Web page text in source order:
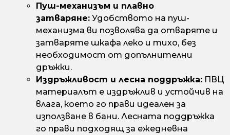
Пуш-механизъм и плавно
затваряне: Удобството на пуш-
механизма ви позволява да отваряте и
затваряте шкафа леко и тихо, без
необходимост от допълнителни
дръжки.
Издръжливост и лесна поддръжка: ПВЦ
материалът е издръжлив и устойчив на
влага, което го прави идеален за
използване в бани. Лесната поддръжка
го прави подходящ за ежедневна